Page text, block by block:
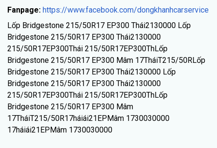
Fanpage: https://www.facebook.com/dongkhanhcarservice
Lốp Bridgestone 215/50R17 EP300 Thái2130000 Lốp
Bridgestone 215/50R17 EP300 Thái2130000
215/50R17EP300Thái 215/50R17EP300ThLốp
Bridgestone 215/50R17 EP300 Mâm 17TháiT215/50RLốp
Bridgestone 215/50R17 EP300 Thái2130000 Lốp
Bridgestone 215/50R17 EP300 Thái2130000
215/50R17EP300Thái 215/50R17EP300ThLốp
Bridgestone 215/50R17 EP300 Mâm
17TháiT215/50R17háiái21EPMâm 1730030000
17háiái21EPMâm 1730030000